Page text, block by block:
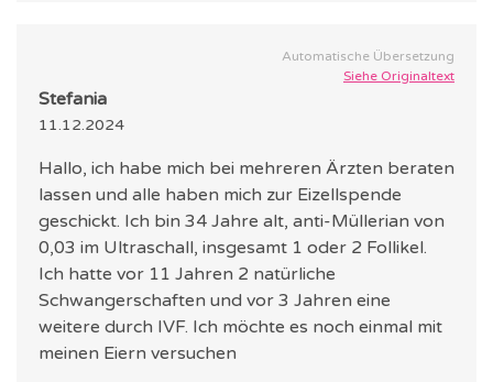
Automatische Übersetzung
Siehe Originaltext
Stefania
11.12.2024
Hallo, ich habe mich bei mehreren Ärzten beraten
lassen und alle haben mich zur Eizellspende
geschickt. Ich bin 34 Jahre alt, anti-Müllerian von
0,03 im Ultraschall, insgesamt 1 oder 2 Follikel.
Ich hatte vor 11 Jahren 2 natürliche
Schwangerschaften und vor 3 Jahren eine
weitere durch IVF. Ich möchte es noch einmal mit
meinen Eiern versuchen